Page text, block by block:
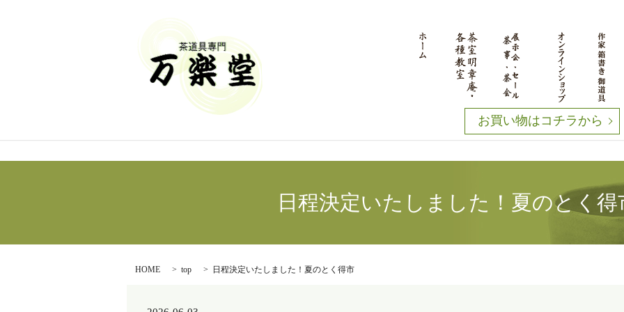
お買い物はコチラから
日程決定いたしました！夏のとく
HOME top 日程決定いたしました！夏のとく得市